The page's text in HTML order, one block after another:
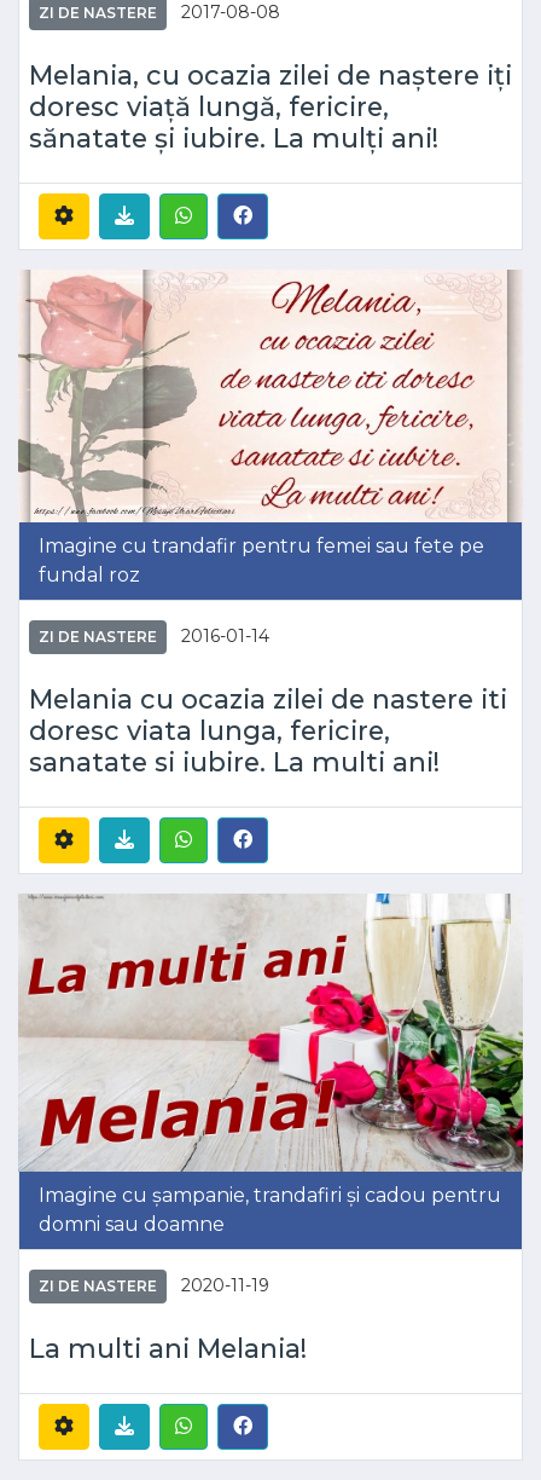
ZI DE NASTERE 2017-08-08
Melania, cu ocazia zilei de naștere iți
doresc viață lungă, fericire,
sănatate și iubire. La mulți ani!
Imagine cu trandafir pentru femei sau fete pe
fundal roz
ZI DE NASTERE 2016-01-14
Melania cu ocazia zilei de nastere iti
doresc viata lunga, fericire,
sanatate si iubire. La multi ani!
Imagine cu șampanie, trandafiri și cadou pentru
domni sau doamne
ZI DE NASTERE 2020-11-19
La multi ani Melania!